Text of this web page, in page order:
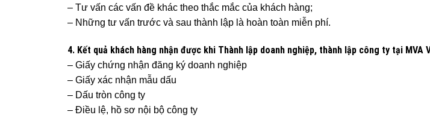
– Tư vấn các vấn đề khác theo thắc mắc của khách hàng;
– Những tư vấn trước và sau thành lập là hoàn toàn miễn phí.
4. Kết quả khách hàng nhận được khi Thành lập doanh nghiệp, thành lập công ty tại MVA
– Giấy chứng nhận đăng ký doanh nghiệp
– Giấy xác nhận mẫu dấu
– Dấu tròn công ty
– Điều lệ, hồ sơ nội bộ công ty